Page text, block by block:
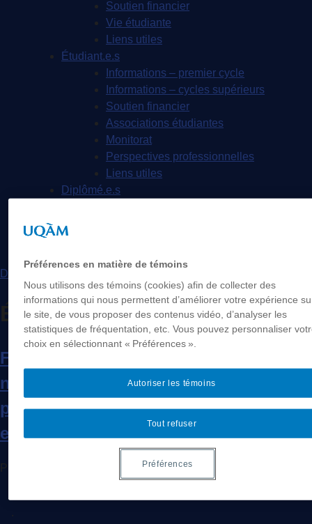
Soutien financier
Vie étudiante
Liens utiles
Étudiant.e.s
Informations – premier cycle
Informations – cycles supérieurs
Soutien financier
Associations étudiantes
Monitorat
Perspectives professionnelles
Liens utiles
Diplômé.e.s
Ciné-socio
Demande d’admission
Étiquette :doctorat
Félicitations aux nouveaux et
nouvelles diplômé∙e∙s de nos
programmes de maîtrise et de doctorat
en sociologie !
Posted on Ancelovici, Marcos
.
Préférences en matière de témoins
Nous utilisons des témoins (cookies) afin de collecter des
informations qui nous permettent d’améliorer votre expérience
le site, de vous proposer des contenus vidéo, d’analyser les
statistiques de fréquentation, etc. Vous pouvez personnaliser
choix en sélectionnant « Préférences ».
Tout refuser
Autoriser les témoins
Préférences